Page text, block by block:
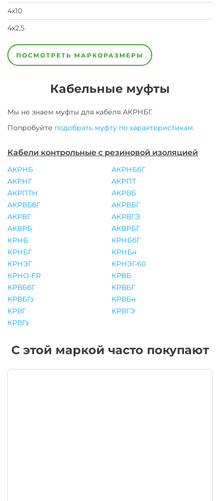
4х10
4х2,5
4х4,0
4х6,0
5х2,5
7х10
7х2,5
7х4,0
7х6,0
ПОСМОТРЕТЬ МАРКОРАЗМЕРЫ
Кабельные муфты
Мы не знаем муфты для кабеля АКРНБГ.
Попробуйте подобрать муфту по характеристикам.
Кабели контрольные с резиновой изоляцией
АКРНБ
АКРНБбГ
АКРНГ
АКРПТ
АКРПТН
АКРВБ
АКРВБбГ
АКРВБГ
АКРВГ
АКРВГЭ
АКВРБ
АКВРБГ
КРНБ
КРНБбГ
КРНБГ
КРНБн
КРНЭГ
КРНЭГ-60
КРНО-FR
КРВБ
КРВБбГ
КРВБГ
КРВБГз
КРВБн
КРВГ
КРВГЭ
КРВГз
С этой маркой часто покупают